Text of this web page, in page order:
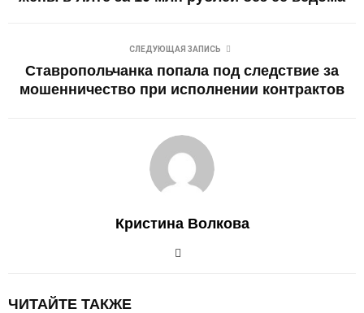
СЛЕДУЮЩАЯ ЗАПИСЬ
Ставропольчанка попала под следствие за
мошенничество при исполнении контрактов
Кристина Волкова
ЧИТАЙТЕ ТАКЖЕ